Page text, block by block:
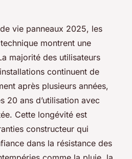
vie panneaux 2025, les
montrent une
majorité des utilisateurs
continuent de
après plusieurs années,
20 ans d’utilisation avec
Cette longévité est
constructeur qui
dans la résistance des